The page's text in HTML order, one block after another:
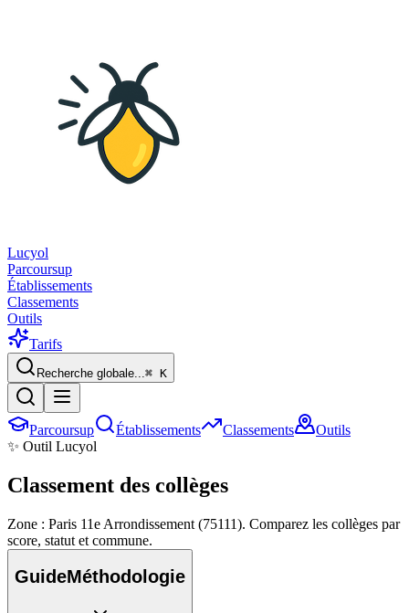
Lucyol
Parcoursup
Établissements
Classements
Outils
Tarifs
Recherche globale...⌘ K
Parcoursup Établissements Classements
Outils
✨ Outil Lucyol
Classement des collèges
Zone : Paris 11e Arrondissement (75111). Comparez les collèges par
score, statut et commune.
GuideMéthodologie